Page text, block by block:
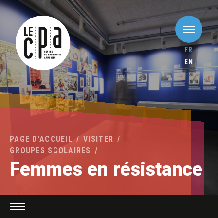
FR
EN
PAGE D'ACCUEIL
VISITER
GROUPES SCOLAIRES
Femmes en résistance